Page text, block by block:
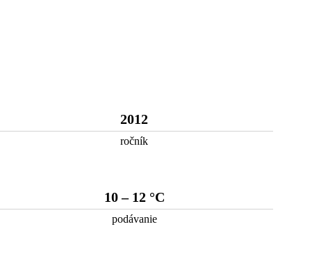
2012
ročník
10 – 12 °C
podávanie